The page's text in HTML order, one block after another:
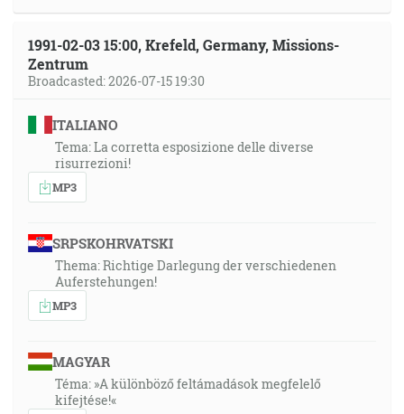
1991-02-03 15:00, Krefeld, Germany, Missions-
Zentrum
Broadcasted: 2026-07-15 19:30
ITALIANO
Tema: La corretta esposizione delle diverse
risurrezioni!
MP3
SRPSKOHRVATSKI
Thema: Richtige Darlegung der verschiedenen
Auferstehungen!
MP3
MAGYAR
Téma: »A különböző feltámadások megfelelő
kifejtése!«